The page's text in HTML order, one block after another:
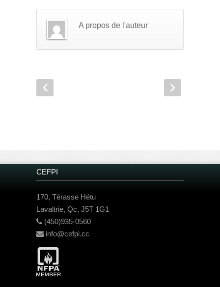
A propos de l'auteur
CEFPI
170, Térasse Hétu
Lavaltrie, Qc, J5T 1G1
(450)935-0560
info@cefpi.cc